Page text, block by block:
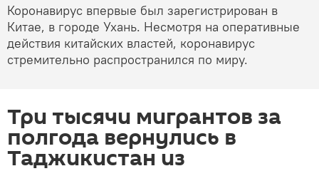
Коронавирус впервые был зарегистрирован в
Китае, в городе Ухань. Несмотря на оперативные
действия китайских властей, коронавирус
стремительно распространился по миру.
Три тысячи мигрантов за
полгода вернулись в
Таджикистан из